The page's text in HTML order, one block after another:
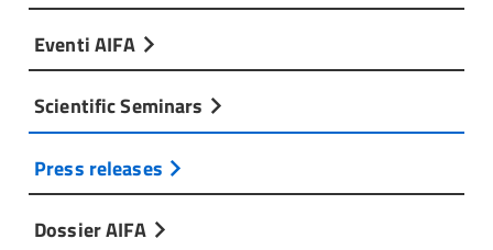
Eventi AIFA
Scientific Seminars
Press releases
Dossier AIFA